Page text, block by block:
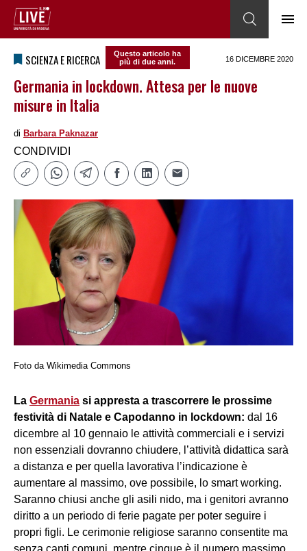
SCIENZA E RICERCA
Questo articolo ha
più di due anni.
16 DICEMBRE 2020
Germania in lockdown. Attesa per le nuove
misure in Italia
di Barbara Paknazar
CONDIVIDI
Foto da Wikimedia Commons
La Germania si appresta a trascorrere le prossime
festività di Natale e Capodanno in lockdown: dal 16
dicembre al 10 gennaio le attività commerciali e i servizi
non essenziali dovranno chiudere, l’attività didattica sarà
a distanza e per quella lavorativa l’indicazione è
aumentare al massimo, ove possibile, lo smart working.
Saranno chiusi anche gli asili nido, ma i genitori avranno
diritto a un periodo di ferie pagate per poter seguire i
propri figli. Le cerimonie religiose saranno consentite ma